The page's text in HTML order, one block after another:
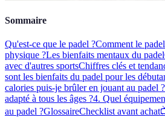
Sommaire
Qu'est-ce que le padel ?Comment le
physique ?Les bienfaits mentaux du padel
avec d'autres sportsChiffres clés et
sont les bienfaits du padel pour les
calories puis-je brûler en jouant au padel ?
adapté à tous les âges ?4. Quel
au padel ?GlossaireChecklist avant achat